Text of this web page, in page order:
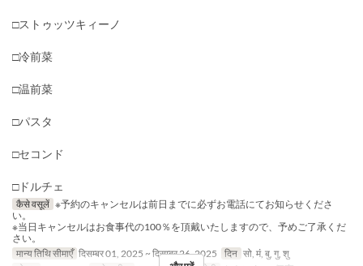
□ストゥッツキィーノ
□冷前菜
□温前菜
□パスタ
□セコンド
□ドルチェ
कैसे वसूलें ※予約のキャンセルは前日までに必ずお電話にてお知らせくださ
い。
※当日キャンセルはお食事代の100％を頂戴いたしますので、予めご了承くだ
さい。
मान्य तिथि सीमाएँ दिसम्बर 01, 2025 ~ दिसम्बर 26, 2025 दिन सो, मं, बु, गु, शु